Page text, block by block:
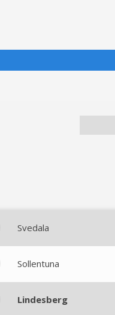
Svedala
Sollentuna
Lindesberg